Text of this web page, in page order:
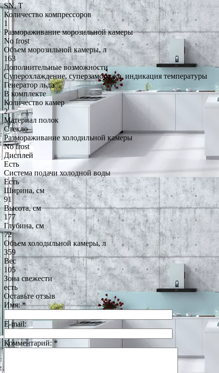
SN, T
Количество компрессоров
1
Размораживание морозильной камеры
No frost
Объем морозильной камеры, л
163
Дополнительные возможности
Суперохлаждение, суперзаморозка, индикация температуры
Генератор льда
В комплекте
Количество камер
2
Материал полок
Стекло
Размораживание холодильной камеры
No frost
Дисплей
Есть
Система подачи холодной воды
Есть
Ширина, см
91
Высота, см
177
Глубина, см
72
Объем холодильной камеры, л
359
Вес
105
Зона свежести
есть
Оставьте отзыв
Имя:*
E-mail:
Комментарий: *